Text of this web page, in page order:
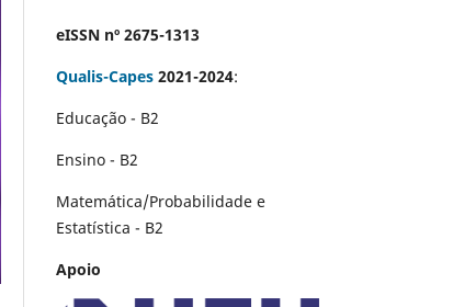
eISSN nº 2675-1313
Qualis-Capes 2021-2024:
Educação - B2
Ensino - B2
Matemática/Probabilidade e
Estatística - B2
Apoio